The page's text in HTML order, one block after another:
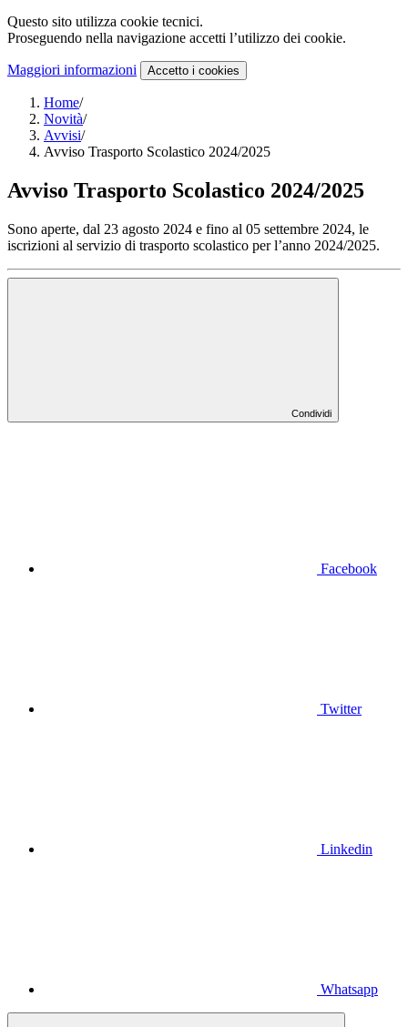
Questo sito utilizza cookie tecnici.
Proseguendo nella navigazione accetti l’utilizzo dei cookie.
Maggiori informazioni Accetto i cookies
Home/
Novità/
Avvisi/
Avviso Trasporto Scolastico 2024/2025
Avviso Trasporto Scolastico 2024/2025
Sono aperte, dal 23 agosto 2024 e fino al 05 settembre 2024, le
iscrizioni al servizio di trasporto scolastico per l’anno 2024/2025.
Condividi
Facebook
Twitter
Linkedin
Whatsapp